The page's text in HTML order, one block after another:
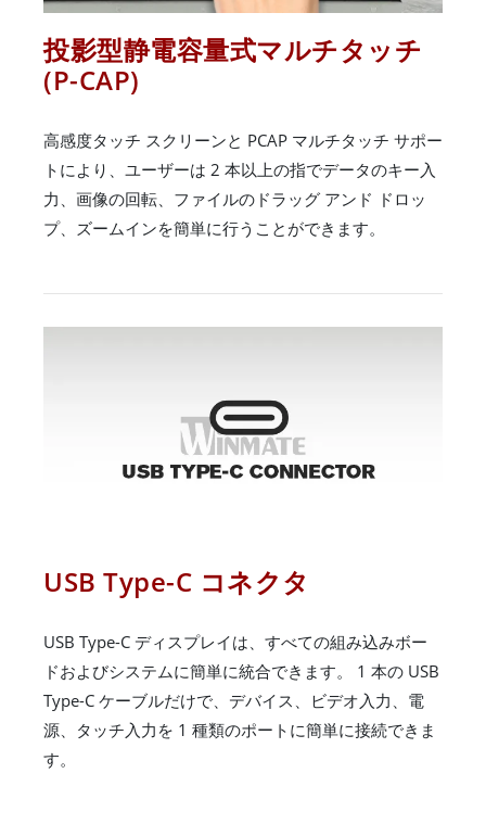
投影型静電容量式マルチタッチ
(P-CAP)
高感度タッチ スクリーンと PCAP マルチタッチ サポー
トにより、ユーザーは 2 本以上の指でデータのキー入
力、画像の回転、ファイルのドラッグ アンド ドロッ
プ、ズームインを簡単に行うことができます。
USB Type-C コネクタ
USB Type-C ディスプレイは、すべての組み込みボー
ドおよびシステムに簡単に統合できます。 1 本の USB
Type-C ケーブルだけで、デバイス、ビデオ入力、電
源、タッチ入力を 1 種類のポートに簡単に接続できま
す。